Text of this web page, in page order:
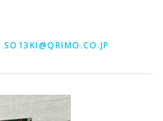
SO13KI@QRIMO.CO.JP